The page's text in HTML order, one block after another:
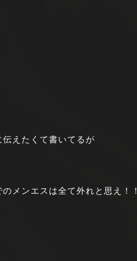
えたくて書いてるが
メンエスは全て外れと思え！！